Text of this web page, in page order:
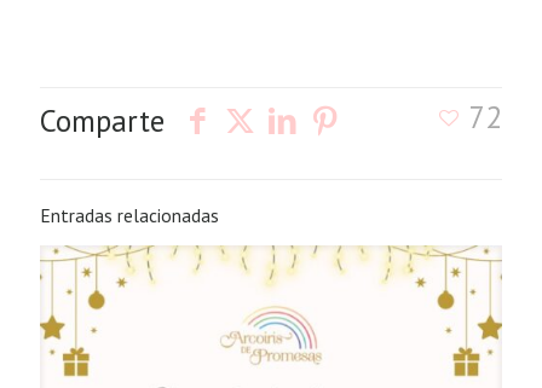
Comparte 72
Entradas relacionadas